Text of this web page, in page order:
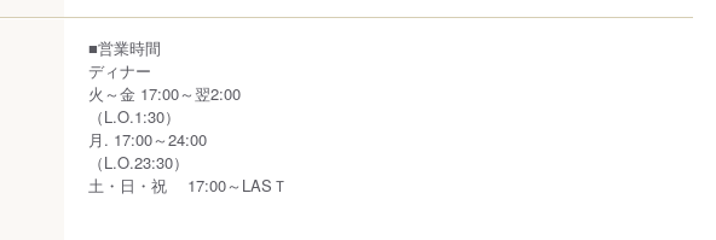
■営業時間
ディナー
火～金 17:00～翌2:00
（L.O.1:30）
月. 17:00～24:00
（L.O.23:30）
土・日・祝 17:00～LASＴ